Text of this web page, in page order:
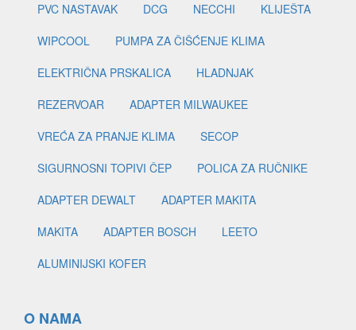
PVC NASTAVAK
DCG NECCHI
KLIJEŠTA
WIPCOOL
PUMPA ZA ČIŠĆENJE KLIMA
ELEKTRIČNA PRSKALICA
HLADNJAK
REZERVOAR
ADAPTER MILWAUKEE
VREĆA ZA PRANJE KLIMA
SECOP
SIGURNOSNI TOPIVI ČEP
POLICA ZA RUČNIKE
ADAPTER DEWALT
ADAPTER MAKITA
MAKITA
ADAPTER BOSCH
LEETO
ALUMINIJSKI KOFER
O NAMA